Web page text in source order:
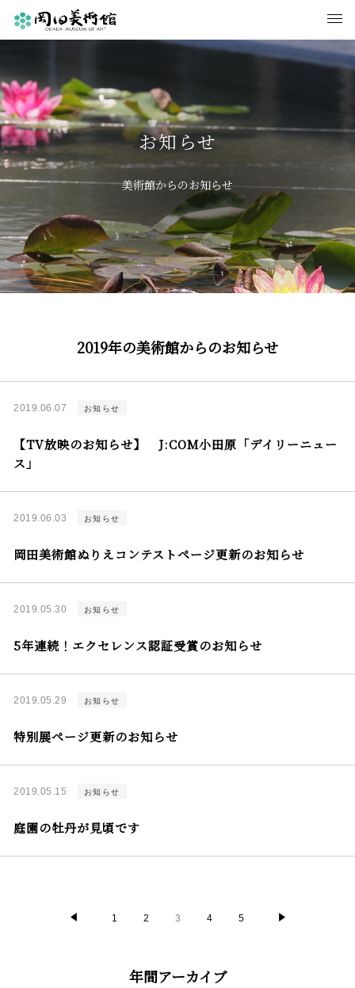
お知らせ
美術館からのお知らせ
2019年の美術館からのお知らせ
2019.06.07 お知らせ
【TV放映のお知らせ】 J:COM小田原「デイリーニュー
ス」
2019.06.03 お知らせ
岡田美術館ぬりえコンテストページ更新のお知らせ
2019.05.30 お知らせ
5年連続！エクセレンス認証受賞のお知らせ
2019.05.29 お知らせ
特別展ページ更新のお知らせ
2019.05.15 お知らせ
庭園の牡丹が見頃です
1 2 3 4 5
年間アーカイブ